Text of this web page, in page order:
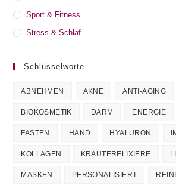
Sport & Fitness
Stress & Schlaf
Schlüsselworte
ABNEHMEN AKNE ANTI-AGING
BIOKOSMETIK DARM ENERGIE
FASTEN HAND HYALURON
KOLLAGEN KRÄUTERELIXIERE
MASKEN PERSONALISIERT